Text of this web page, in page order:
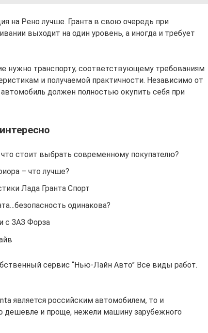
на Рено лучше. Гранта в свою очередь при
выходит на один уровень, а иногда и требует
нужно транспорту, соответствующему требованиям
и получаемой практичности. Независимо от
должен полностью окупить себя при
что стоит выбрать современному покупателю?
– что лучше?
Лада Гранта Спорт
одинакова?
с ЗАЗ Форза
сервис “Нью-Лайн Авто” Все виды работ.
является российским автомобилем, то и
дешевле и проще, нежели машину зарубежного